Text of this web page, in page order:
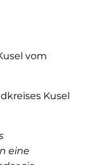
vom
Kusel
eine